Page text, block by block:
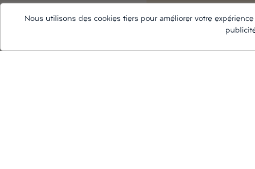
98,00 € Chariot
Nous utilisons des cookies tiers pour améliorer votre